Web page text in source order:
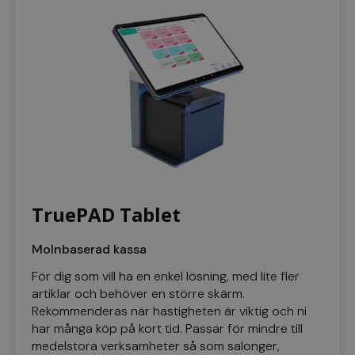
TruePAD Tablet
Molnbaserad kassa
För dig som vill ha en enkel lösning, med lite fler
artiklar och behöver en större skärm.
Rekommenderas när hastigheten är viktig och ni
har många köp på kort tid. Passar för mindre till
medelstora verksamheter så som salonger,
www.kassacentralen.se
Integritetspolicy